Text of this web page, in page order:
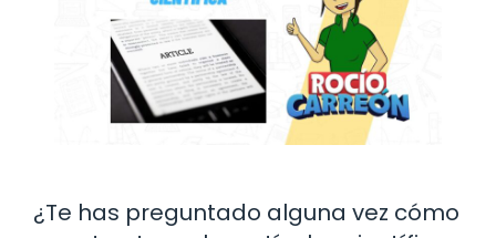
¿Te has preguntado alguna vez cómo